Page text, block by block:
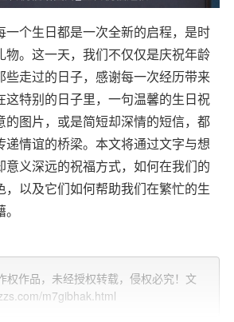
一个生日都是一次全新的启程，是时
物。这一天，我们不仅仅是庆祝年龄
些走过的日子，感谢每一次经历带来
这特别的日子里，一句温馨的生日祝
的图片，或是简短却深情的短信，都
递情谊的桥梁。本文将通过文字与想
意义深远的祝福方式，如何在我们的
，以及它们如何帮助我们在繁忙的生
一张精心挑选的生日祝福图片，往往
人心。它可以是家人围坐共享天伦之
权作品，未经授权转载，侵权必究！文
m7gibhak.html